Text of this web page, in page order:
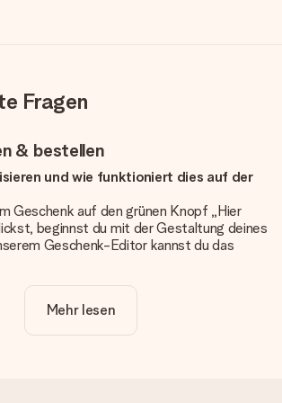
Fragen
& bestellen
und wie funktioniert dies auf der
Geschenk auf den grünen Knopf „Hier
beginnst du mit der Gestaltung deines
Geschenk-Editor kannst du das
angebotenen Designs, um deinem
Ausstrahlung zu verleihen.
Mehr lesen